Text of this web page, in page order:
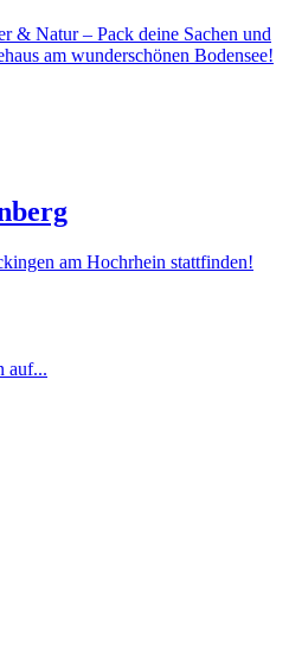
& Natur – Pack deine Sachen und
am wunderschönen Bodensee!
am Hochrhein stattfinden!
auf...